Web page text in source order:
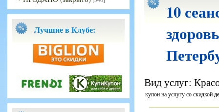
Лучшие в Клубе:
10
Вид услуг:
купон на услугу со скидкой